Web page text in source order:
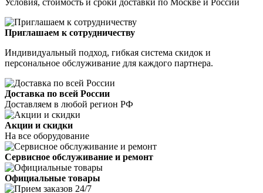
Приглашаем к сотрудничеству
Индивидуальный подход, гибкая система скидок и
персональное обслуживание для каждого партнера.
Доставка по всей России
Доставляем в любой регион РФ
Акции и скидки
На все оборудование
Сервисное обслуживание и ремонт
Официальные товары